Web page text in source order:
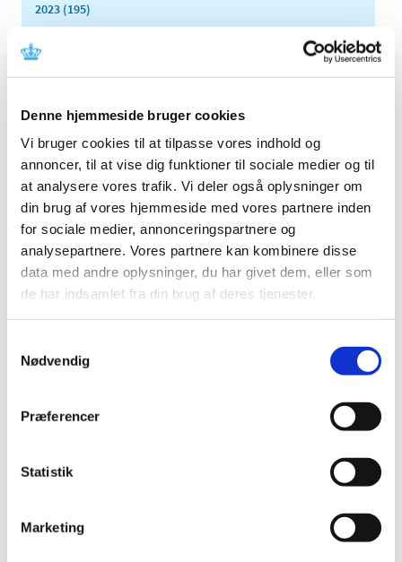
Denne hjemmeside bruger cookies
Vi bruger cookies til at tilpasse vores indhold og
annoncer, til at vise dig funktioner til sociale medier og til
at analysere vores trafik. Vi deler også oplysninger om
din brug af vores hjemmeside med vores partnere inden
for sociale medier, annonceringspartnere og
analysepartnere. Vores partnere kan kombinere disse
data med andre oplysninger, du har givet dem, eller som
de har indsamlet fra din brug af deres tjenester.
Nødvendig
Præferencer
Statistik
Marketing
2023 (195)
2021 (516)
2019 (159)
2018 (150)
2017 (167)
2016 (167)
2015 (33)
2014 (44)
december (3)
november (3)
august (4)
maj (2)
marts (3)
2013 (49)